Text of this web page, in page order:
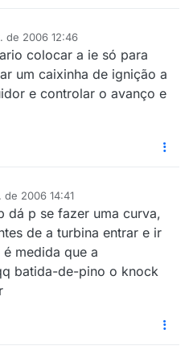
de 2006 12:46
colocar a ie só para
um caixinha de ignição a
e controlar o avanço e
de 2006 14:41
dá p se fazer uma curva,
de a turbina entrar e ir
medida que a
batida-de-pino o knock